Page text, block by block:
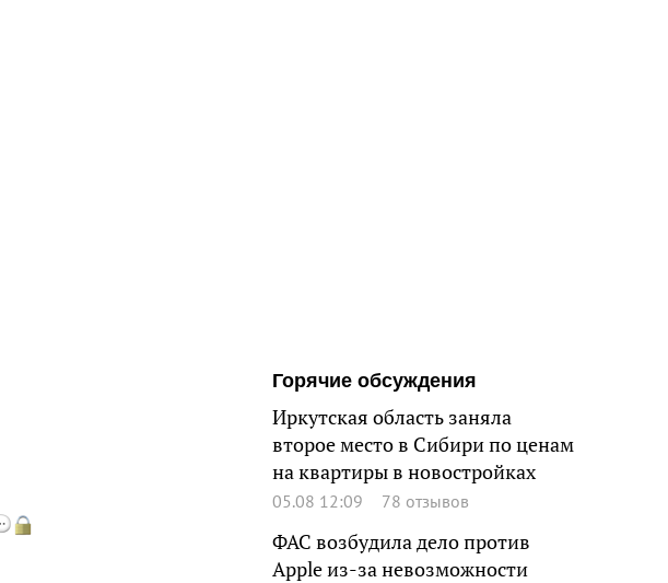
Горячие обсуждения
Иркутская область заняла
второе место в Сибири по ценам
на квартиры в новостройках
05.08 12:09 78 отзывов
ФАС возбудила дело против
Apple из-за невозможности